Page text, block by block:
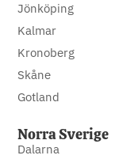
Jönköping
Kalmar
Kronoberg
Skåne
Gotland
Norra Sverige
Dalarna